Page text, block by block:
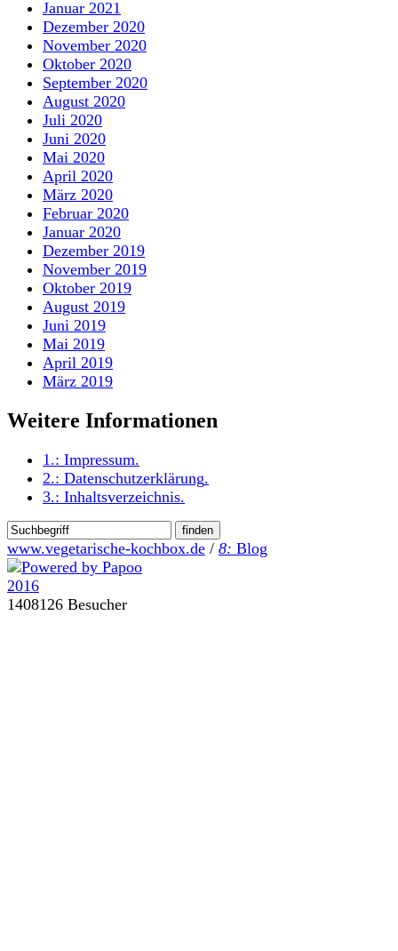
Januar 2021
Dezember 2020
November 2020
Oktober 2020
September 2020
August 2020
Juli 2020
Juni 2020
Mai 2020
April 2020
März 2020
Februar 2020
Januar 2020
Dezember 2019
November 2019
Oktober 2019
August 2019
Juni 2019
Mai 2019
April 2019
März 2019
Weitere Informationen
1.: Impressum.
2.: Datenschutzerklärung.
3.: Inhaltsverzeichnis.
www.vegetarische-kochbox.de / 8: Blog
1408126 Besucher